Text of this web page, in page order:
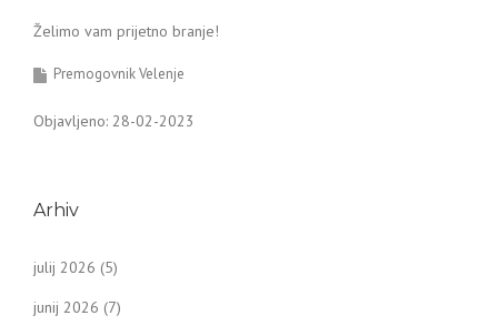
Želimo vam prijetno branje!
Premogovnik Velenje
Objavljeno: 28-02-2023
Arhiv
julij 2026 (5)
junij 2026 (7)